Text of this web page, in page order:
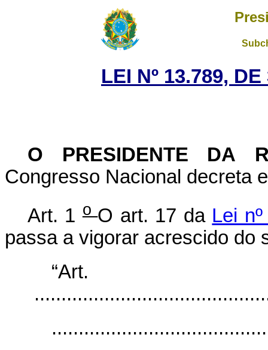
LEI Nº 13.789,
O PRESIDENTE DA
Congresso Nacional decreta
Art. 1o O art. 17 da Lei
passa a vigorar acrescido do